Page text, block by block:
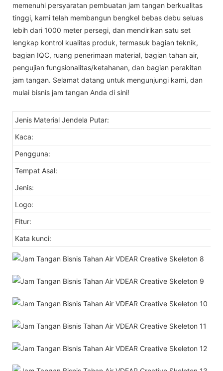
memenuhi persyaratan pembuatan jam tangan berkualitas
tinggi, kami telah membangun bengkel bebas debu seluas
lebih dari 1000 meter persegi, dan mendirikan satu set
lengkap kontrol kualitas produk, termasuk bagian teknik,
bagian IQC, ruang penerimaan material, bagian tahan air,
pengujian fungsionalitas/ketahanan, dan bagian perakitan
jam tangan. Selamat datang untuk mengunjungi kami, dan
mulai bisnis jam tangan Anda di sini!
Jenis Material Jendela Putar:
Kaca:
Pengguna:
Tempat Asal:
Jenis:
Logo:
Fitur:
Kata kunci: